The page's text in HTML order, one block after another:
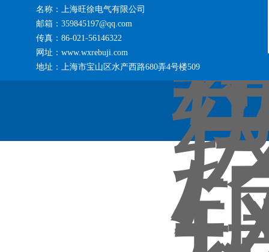
名称：上海旺徐电气有限公司
邮箱：359845197@qq.com
传真：86-021-56146322
网址：www.wxrebuji.com
地址：上海市宝山区水产西路680弄4号楼509